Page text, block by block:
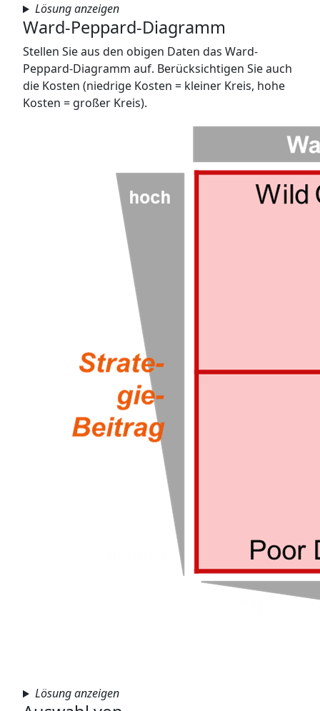
Lösung anzeigen
Ward-Peppard-Diagramm
Stellen Sie aus den obigen Daten das Ward-
Peppard-Diagramm auf. Berücksichtigen Sie auch
die Kosten (niedrige Kosten = kleiner Kreis, hohe
Kosten = großer Kreis).
Lösung anzeigen